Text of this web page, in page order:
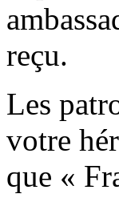
reçu.
Les
votre
que «